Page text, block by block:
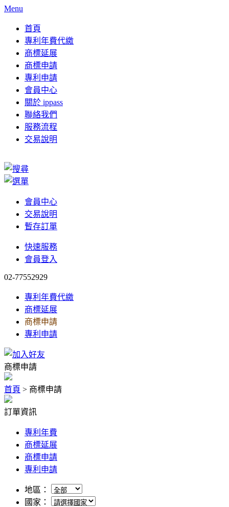
Menu
首頁
專利年費代繳
商標延展
商標申請
專利申請
會員中心
關於 ippass
聯絡我們
服務流程
交易說明
會員中心
交易說明
暫存訂單
快速服務
會員登入
02-77552929
專利年費代繳
商標延展
商標申請
專利申請
商標申請
首頁 > 商標申請
訂單資訊
專利年費
商標延展
商標申請
專利申請
地區：
國家：